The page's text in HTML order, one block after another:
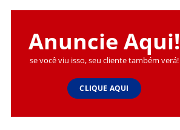
Anuncie Aqui!
se você viu isso, seu cliente também verá!
CLIQUE AQUI